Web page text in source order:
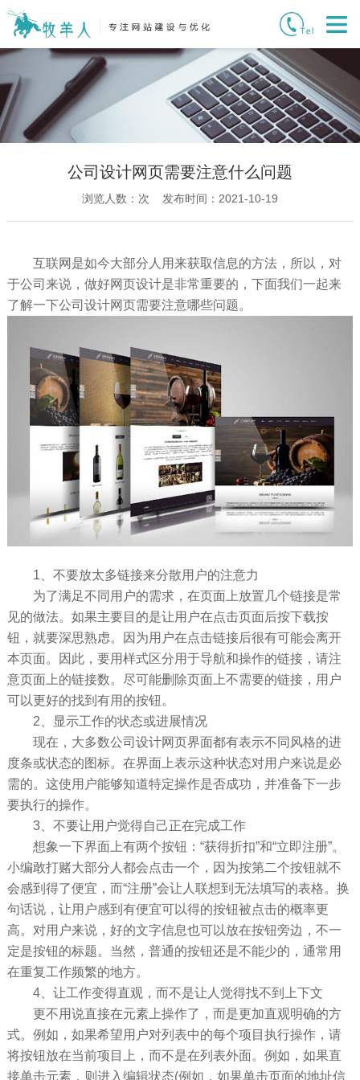
公司设计网页需要注意什么问题
浏览人数： 次 发布时间：2021-10-19
互联网是如今大部分人用来获取信息的方法，所以，对
于公司来说，做好网页设计是非常重要的，下面我们一起来
了解一下公司设计网页需要注意哪些问题。
1、不要放太多链接来分散用户的注意力
为了满足不同用户的需求，在页面上放置几个链接是常
见的做法。如果主要目的是让用户在点击页面后按下载按
钮，就要深思熟虑。因为用户在点击链接后很有可能会离开
本页面。因此，要用样式区分用于导航和操作的链接，请注
意页面上的链接数。尽可能删除页面上不需要的链接，用户
可以更好的找到有用的按钮。
2、显示工作的状态或进展情况
现在，大多数公司设计网页界面都有表示不同风格的进
度条或状态的图标。在界面上表示这种状态对用户来说是必
需的。这使用户能够知道特定操作是否成功，并准备下一步
要执行的操作。
3、不要让用户觉得自己正在完成工作
想象一下界面上有两个按钮：“获得折扣”和“立即注册”。
小编敢打赌大部分人都会点击一个，因为按第二个按钮就不
会感到得了便宜，而“注册”会让人联想到无法填写的表格。换
句话说，让用户感到有便宜可以得的按钮被点击的概率更
高。对用户来说，好的文字信息也可以放在按钮旁边，不一
定是按钮的标题。当然，普通的按钮还是不能少的，通常用
在重复工作频繁的地方。
4、让工作变得直观，而不是让人觉得找不到上下文
更不用说直接在元素上操作了，而是更加直观明确的方
式。例如，如果希望用户对列表中的每个项目执行操作，请
将按钮放在当前项目上，而不是在列表外面。例如，如果直
接单击元素，则进入编辑状态(例如，如果单击页面的地址信